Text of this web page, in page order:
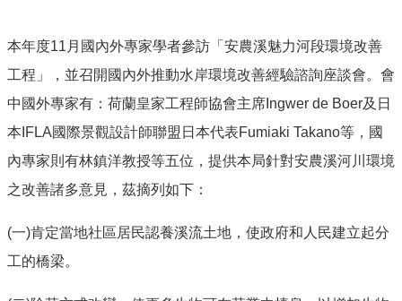
本年度11月國內外專家學者參訪「安農溪魅力河段環境改善
工程」，並召開國內外推動水岸環境改善經驗諮詢座談會。會
中國外專家有：荷蘭皇家工程師協會主席Ingwer de Boer及日
本IFLA國際景觀設計師聯盟日本代表Fumiaki Takano等，國
內專家則有林鎮洋教授等五位，提供本局針對安農溪河川環境
之改善諸多意見，茲摘列如下：
(一)肯定當地社區居民認養溪流土地，使政府和人民建立起分
工的橋梁。